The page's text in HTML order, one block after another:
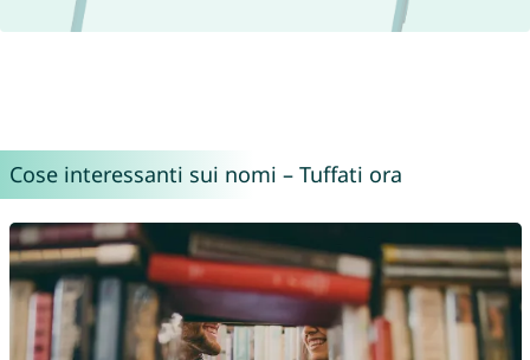
Cose interessanti sui nomi – Tuffati ora